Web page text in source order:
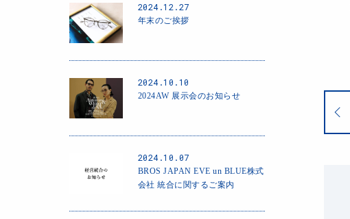
2024.12.27
年末のご挨拶
2024.10.10
2024AW 展示会のお知らせ
2024.10.07
BROS JAPAN EVE un BLUE株式
会社 統合に関するご案内